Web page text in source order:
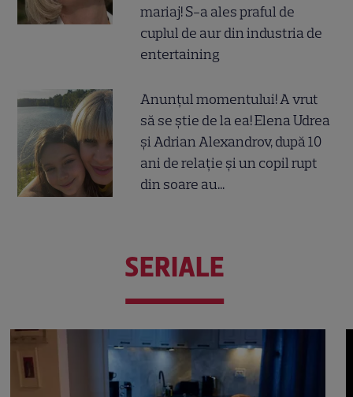
mariaj! S-a ales praful de
cuplul de aur din industria de
entertaining
Anunțul momentului! A vrut
să se știe de la ea! Elena Udrea
și Adrian Alexandrov, după 10
ani de relație și un copil rupt
din soare au...
SERIALE